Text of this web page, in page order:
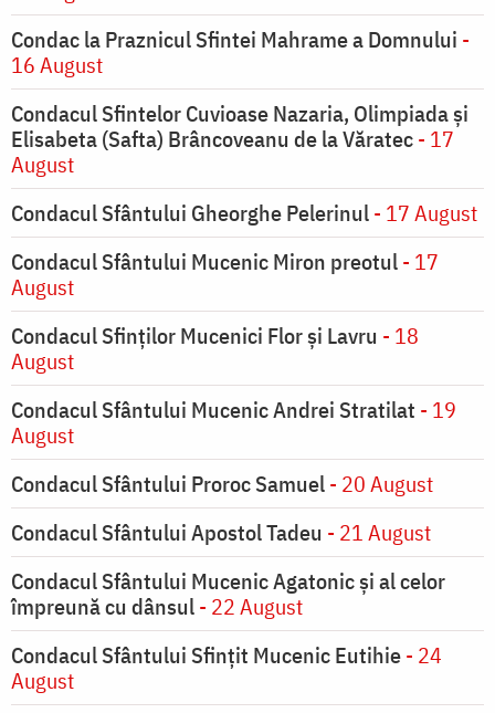
Condac la Praznicul Sfintei Mahrame a Domnului -
16 August
Condacul Sfintelor Cuvioase Nazaria, Olimpiada și
Elisabeta (Safta) Brâncoveanu de la Văratec- 17
August
Condacul Sfântului Gheorghe Pelerinul- 17 August
Condacul Sfântului Mucenic Miron preotul- 17
August
Condacul Sfinţilor Mucenici Flor şi Lavru - 18
August
Condacul Sfântului Mucenic Andrei Stratilat - 19
August
Condacul Sfântului Proroc Samuel- 20 August
Condacul Sfântului Apostol Tadeu - 21 August
Condacul Sfântului Mucenic Agatonic şi al celor
împreună cu dânsul- 22 August
Condacul Sfântului Sfinţit Mucenic Eutihie- 24
August